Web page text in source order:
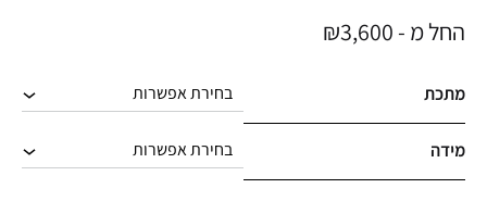
החל מ - ₪3,600
מתכת
מידה